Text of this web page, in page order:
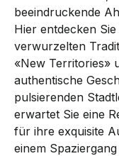
beeindruckende
Hier entdecken
verwurzelten
«New Territories»
authentische
pulsierenden
erwartet Sie eine
für ihre exquisite
einem